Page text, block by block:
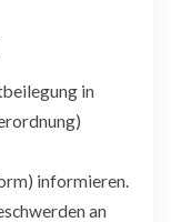
in
informieren.
an